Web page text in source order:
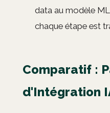
data au modèle
chaque étape est
Comparatif :
d'Intégration